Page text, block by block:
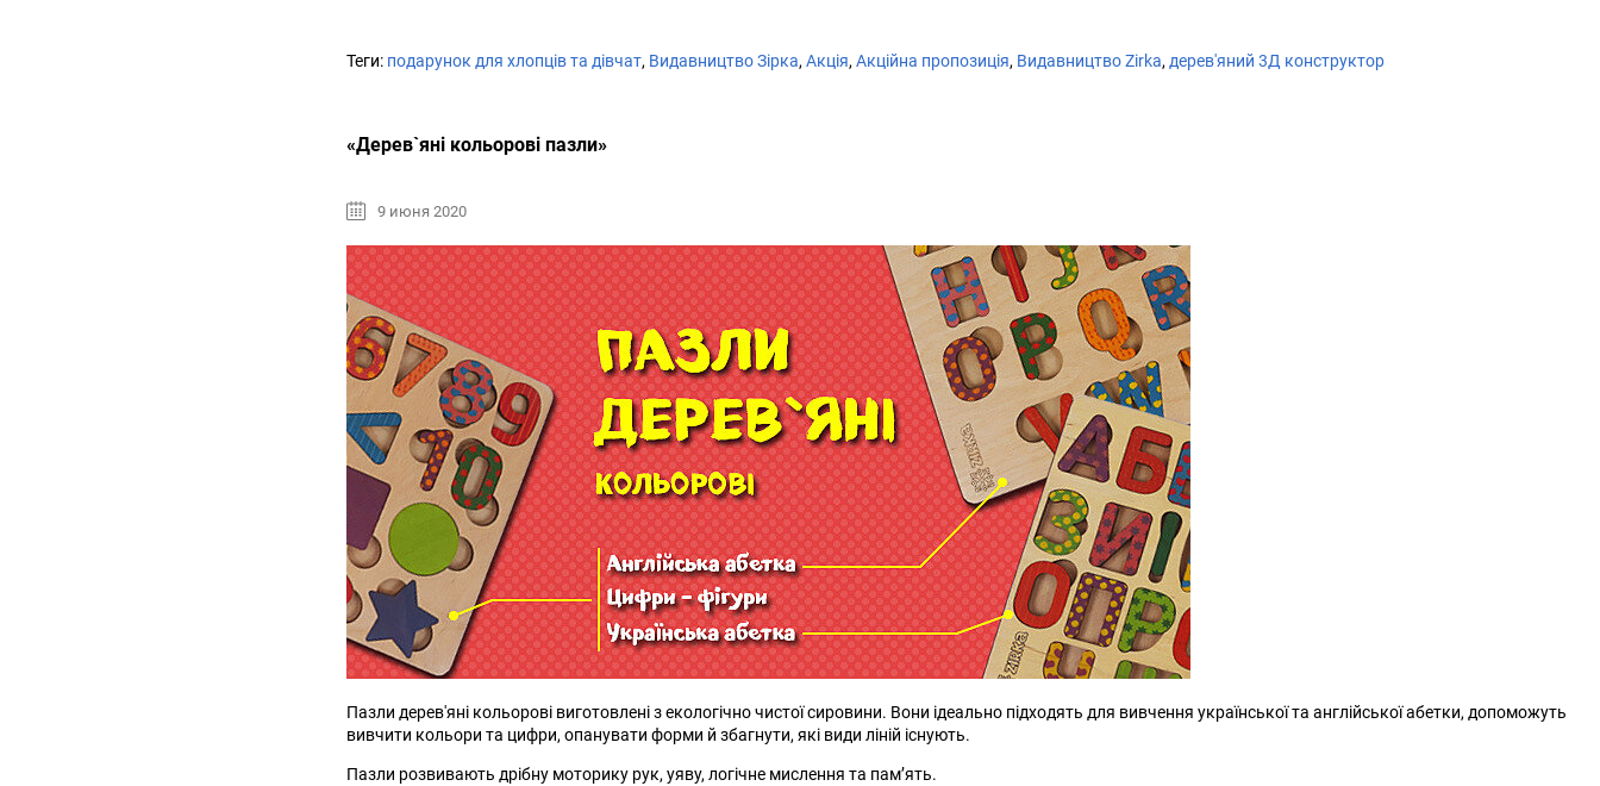
Теги: подарунок для хлопців та дівчат, Видавництво Зірка, Акція, Акційна пропозиція, Видавництво Zirka, дерев'яний 3Д конструктор
«Дерев`яні кольорові пазли»
9 июня 2020
Пазли дерев'яні кольорові виготовлені з екологічно чистої сировини. Вони ідеально підходять для вивчення української та англійської абетки, допоможуть
вивчити кольори та цифри, опанувати форми й збагнути, які види ліній існують.
Пазли розвивають дрібну моторику рук, уяву, логічне мислення та пам’ять.